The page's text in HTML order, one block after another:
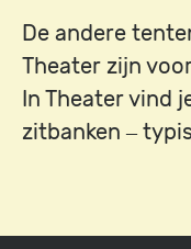
De andere
Theater zijn
In Theater vind
zitbanken –